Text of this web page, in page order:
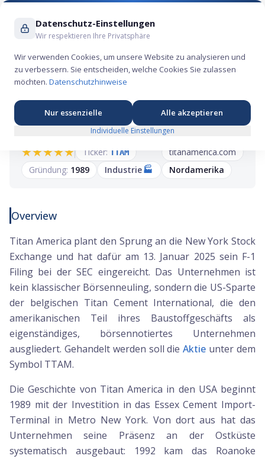
Suche ...
Titan America IPO: Zementriese der US-
Ostküste strebt an die NYSE
★★★★★ Ticker: TTAM
titanamerica.com
Gründung: 1989 Industrie🏭 Nordamerika
Overview
Titan America plant den Sprung an die New York Stock
Exchange und hat dafür am 13. Januar 2025 sein F-1
Filing bei der SEC eingereicht. Das Unternehmen ist
kein klassischer Börsenneuling, sondern die US-Sparte
der belgischen Titan Cement International, die den
amerikanischen Teil ihres Baustoffgeschäfts als
eigenständiges, börsennotiertes Unternehmen
ausgliedert. Gehandelt werden soll dieAktie unter dem
Symbol TTAM.
Die Geschichte von Titan America in den USA beginnt
1989 mit der Investition in das Essex Cement Import-
Terminal in Metro New York. Von dort aus hat das
Unternehmen seine Präsenz an der Ostküste
systematisch ausgebaut: 1992 kam das Roanoke
Datenschutz-Einstellungen
Wir respektieren Ihre Privatsphäre
Wir verwenden Cookies, um unsere Website zu analysieren und
zu verbessern. Sie entscheiden, welche Cookies Sie zulassen
möchten. Datenschutzhinweise
Nur essenzielle Alle akzeptieren
Individuelle Einstellungen